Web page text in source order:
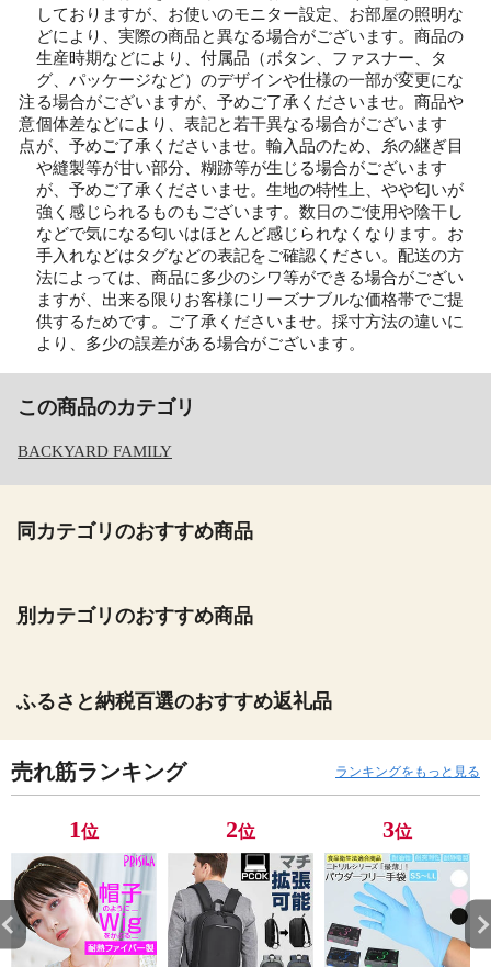
注
意
点
しておりますが、お使いのモニター設定、お部屋の照明な
どにより、実際の商品と異なる場合がございます。商品の
生産時期などにより、付属品（ボタン、ファスナー、タ
グ、パッケージなど）のデザインや仕様の一部が変更にな
る場合がございますが、予めご了承くださいませ。商品や
個体差などにより、表記と若干異なる場合がございます
が、予めご了承くださいませ。輸入品のため、糸の継ぎ目
や縫製等が甘い部分、糊跡等が生じる場合がございます
が、予めご了承くださいませ。生地の特性上、やや匂いが
強く感じられるものもございます。数日のご使用や陰干し
などで気になる匂いはほとんど感じられなくなります。お
手入れなどはタグなどの表記をご確認ください。配送の方
法によっては、商品に多少のシワ等ができる場合がござい
ますが、出来る限りお客様にリーズナブルな価格帯でご提
供するためです。ご了承くださいませ。採寸方法の違いに
より、多少の誤差がある場合がございます。
この商品のカテゴリ
BACKYARD FAMILY
同カテゴリのおすすめ商品
別カテゴリのおすすめ商品
ふるさと納税百選のおすすめ返礼品
売れ筋ランキング ランキングをもっと見る
1位 2位 3位